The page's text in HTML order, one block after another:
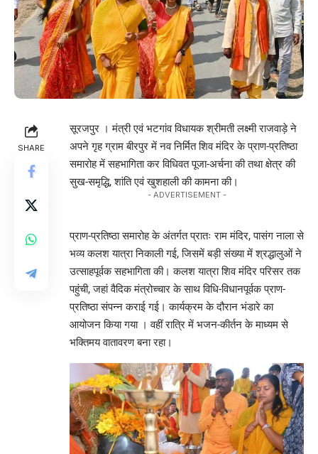
SHARE
सूरजपुर । मंत्री एवं भटगांव विधायक श्रीमती लक्ष्मी राजवाड़े ने
अपने गृह ग्राम बीरपुर में नव निर्मित शिव मंदिर के प्राण-प्रतिष्ठा
समारोह में सहभागिता कर विधिवत पूजा-अर्चना की तथा क्षेत्र की
सुख-समृद्धि, शांति एवं खुशहाली की कामना की।
- ADVERTISEMENT -
प्राण-प्रतिष्ठा समारोह के अंतर्गत प्रातः राम मंदिर, पासंग नाला से
भव्य कलश यात्रा निकाली गई, जिसमें बड़ी संख्या में श्रद्धालुओं ने
उत्साहपूर्वक सहभागिता की। कलश यात्रा शिव मंदिर परिसर तक
पहुंची, जहां वैदिक मंत्रोच्चार के साथ विधि-विधानपूर्वक प्राण-
प्रतिष्ठा संपन्न कराई गई। कार्यक्रम के दौरान भंडारे का
आयोजन किया गया । वहीं रात्रि में भजन-कीर्तन के माध्यम से
भक्तिमय वातावरण बना रहा।